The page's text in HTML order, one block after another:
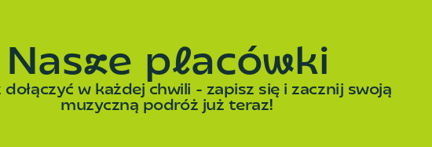
Nasze placówki
dołączyć w każdej chwili - zapisz się i zacznij swoją
muzyczną podróż już teraz!